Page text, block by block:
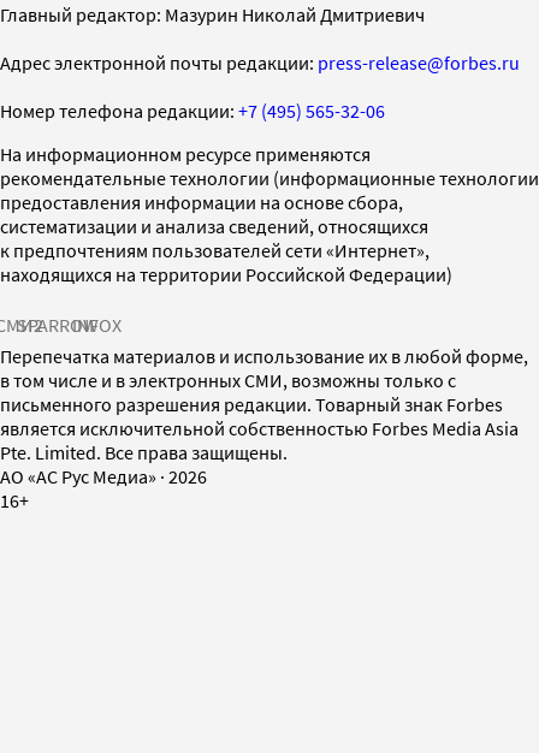
Главный редактор: Мазурин Николай Дмитриевич
Адрес электронной почты редакции: press-release@forbes.ru
Номер телефона редакции: +7 (495) 565-32-06
На информационном ресурсе применяются
рекомендательные технологии (информационные технологии
предоставления информации на основе сбора,
систематизации и анализа сведений, относящихся
к предпочтениям пользователей сети «Интернет»,
находящихся на территории Российской Федерации)
SPARROWINFOX
Перепечатка материалов и использование их в любой форме,
в том числе и в электронных СМИ, возможны только с
письменного разрешения редакции. Товарный знак Forbes
является исключительной собственностью Forbes Media Asia
Pte. Limited. Все права защищены.
AO «АС Рус Медиа» · 2026
16+